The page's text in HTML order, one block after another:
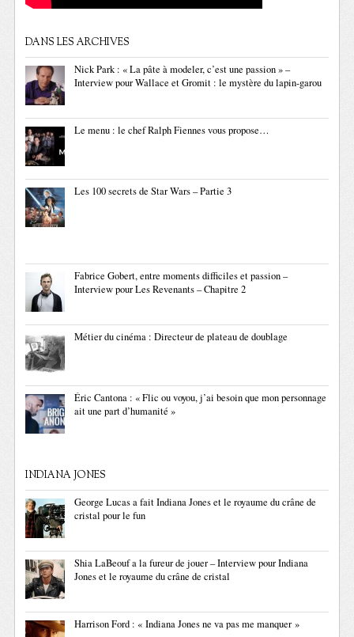
DANS LES ARCHIVES
Nick Park : « La pâte à modeler, c’est une passion » –
Interview pour Wallace et Gromit : le mystère du lapin-garou
Le menu : le chef Ralph Fiennes vous propose…
Les 100 secrets de Star Wars – Partie 3
Fabrice Gobert, entre moments difficiles et passion –
Interview pour Les Revenants – Chapitre 2
Métier du cinéma : Directeur de plateau de doublage
Éric Cantona : « Flic ou voyou, j’ai besoin que mon personnage
ait une part d’humanité »
INDIANA JONES
George Lucas a fait Indiana Jones et le royaume du crâne de
cristal pour le fun
Shia LaBeouf a la fureur de jouer – Interview pour Indiana
Jones et le royaume du crâne de cristal
Harrison Ford : « Indiana Jones ne va pas me manquer »